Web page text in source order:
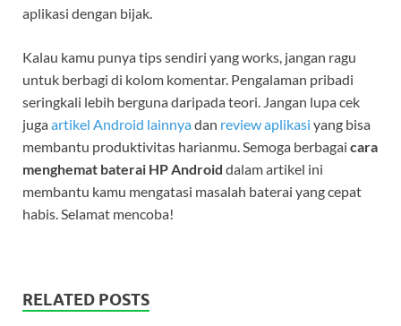
aplikasi dengan bijak.
Kalau kamu punya tips sendiri yang works, jangan ragu
untuk berbagi di kolom komentar. Pengalaman pribadi
seringkali lebih berguna daripada teori. Jangan lupa cek
jugaartikel Android lainnyadan review aplikasi yang bisa
membantu produktivitas harianmu. Semoga berbagai cara
menghemat baterai HP Android dalam artikel ini
membantu kamu mengatasi masalah baterai yang cepat
habis. Selamat mencoba!
RELATED POSTS